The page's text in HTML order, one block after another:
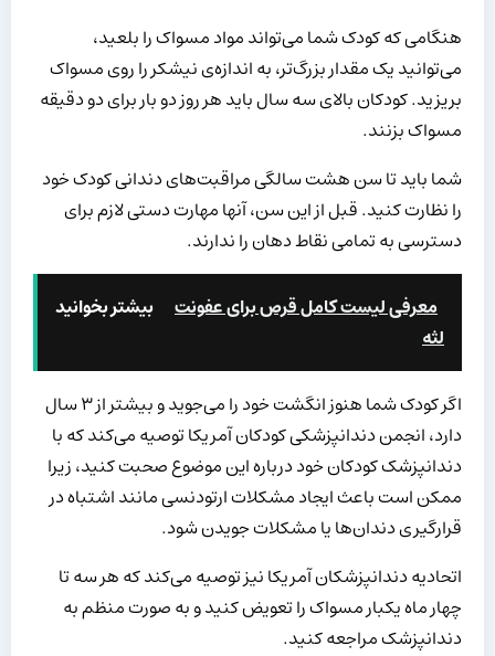
هنگامی که کودک شما می‌تواند مواد مسواک را بلعید،
می‌توانید یک مقدار بزرگ‌تر، به اندازه‌ی نیشکر را روی مسواک
بریزید. کودکان بالای سه سال باید هر روز دو بار برای دو دقیقه
مسواک بزنند.
شما باید تا سن هشت سالگی مراقبت‌های دندانی کودک خود
را نظارت کنید. قبل از این سن، آنها مهارت دستی لازم برای
دسترسی به تمامی نقاط دهان را ندارند.
بیشتر بخوانید
معرفی لیست کامل قرص برای عفونت
لثه
اگر کودک شما هنوز انگشت خود را می‌جوید و بیشتر از ۳ سال
دارد، انجمن دندانپزشکی کودکان آمریکا توصیه می‌کند که با
دندانپزشک کودکان خود درباره این موضوع صحبت کنید، زیرا
ممکن است باعث ایجاد مشکلات ارتودنسی مانند اشتباه در
قرارگیری دندان‌ها یا مشکلات جویدن شود.
اتحادیه دندانپزشکان آمریکا نیز توصیه می‌کند که هر سه تا
چهار ماه یکبار مسواک را تعویض کنید و به صورت منظم به
دندانپزشک مراجعه کنید.